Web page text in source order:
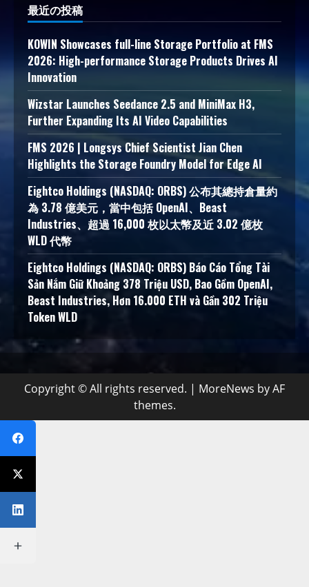
最近の投稿
KOWIN Showcases full-line Storage Portfolio at FMS
2026: High-performance Storage Products Drives AI
Innovation
Wizstar Launches Seedance 2.5 and MiniMax H3,
Further Expanding Its AI Video Capabilities
FMS 2026 | Longsys Chief Scientist Jian Chen
Highlights the Storage Foundry Model for Edge AI
Eightco Holdings (NASDAQ: ORBS) 公布其總持倉量約
為 3.78 億美元，當中包括 OpenAI、Beast
Industries、超過 16,000 枚以太幣及近 3.02 億枚
WLD 代幣
Eightco Holdings (NASDAQ: ORBS) Báo Cáo Tổng Tài
Sản Nắm Giữ Khoảng 378 Triệu USD, Bao Gồm OpenAI,
Beast Industries, Hơn 16.000 ETH và Gần 302 Triệu
Token WLD
Copyright © All rights reserved. | MoreNews by AF
themes.